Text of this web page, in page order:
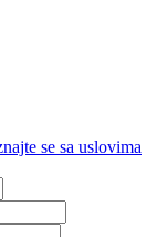
se sa uslovima